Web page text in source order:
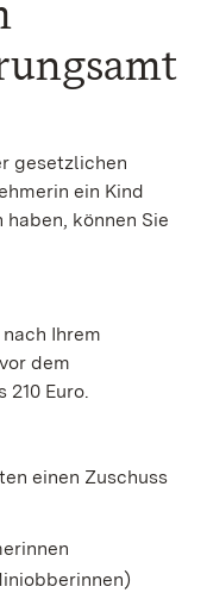
gesetzlichen
ein Kind
können Sie
Ihrem
dem
Euro.
einen Zuschuss